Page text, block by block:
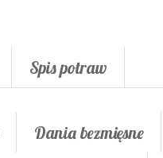
Spis potraw
Dania bezmięsne